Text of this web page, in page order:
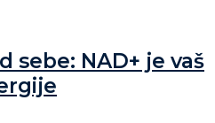
sebe: NAD+ je vaš